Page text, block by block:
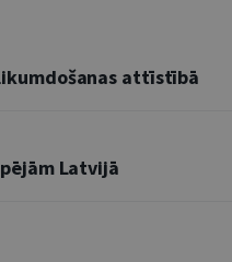
attīstībā
Latvijā